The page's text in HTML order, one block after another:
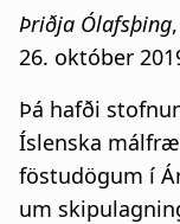
Þriðja Ólafsþing
26. október
Þá hafði
Íslenska
föstudögum í
um